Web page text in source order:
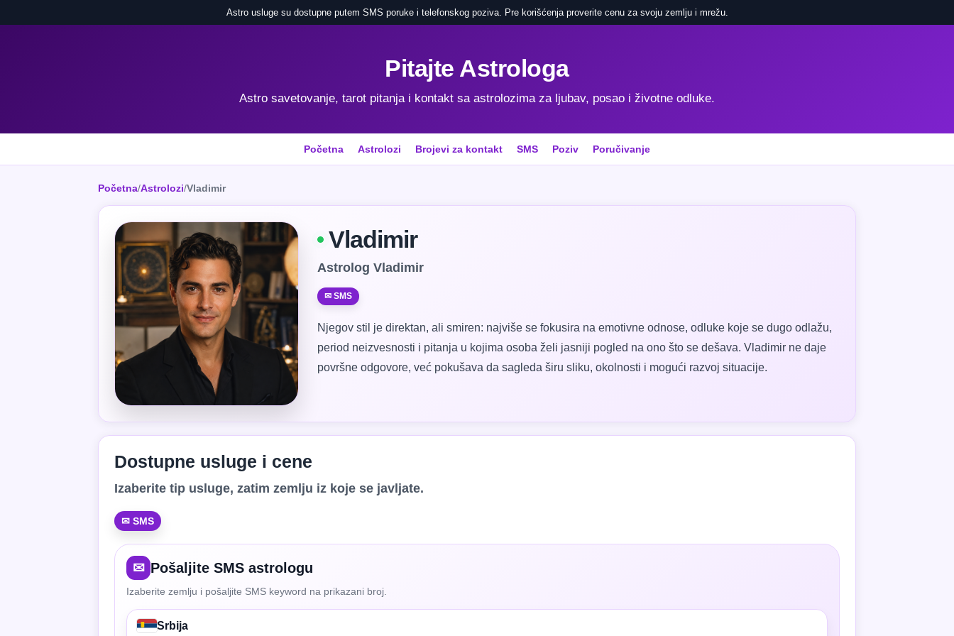
Astro usluge su dostupne putem SMS poruke i telefonskog poziva. Pre korišćenja proverite cenu za svoju zemlju i mrežu.
Pitajte Astrologa
Astro savetovanje, tarot pitanja i kontakt sa astrolozima za ljubav, posao i životne odluke.
Početna Astrolozi Brojevi za kontakt SMS Poziv Poručivanje
Početna/Astrolozi/Vladimir
Vladimir
Astrolog Vladimir
✉ SMS
Njegov stil je direktan, ali smiren: najviše se fokusira na emotivne odnose, odluke koje se dugo odlažu,
period neizvesnosti i pitanja u kojima osoba želi jasniji pogled na ono što se dešava. Vladimir ne daje
površne odgovore, već pokušava da sagleda širu sliku, okolnosti i mogući razvoj situacije.
Dostupne usluge i cene
Izaberite tip usluge, zatim zemlju iz koje se javljate.
✉ SMS
✉ Pošaljite SMS astrologu
Izaberite zemlju i pošaljite SMS keyword na prikazani broj.
Srbija